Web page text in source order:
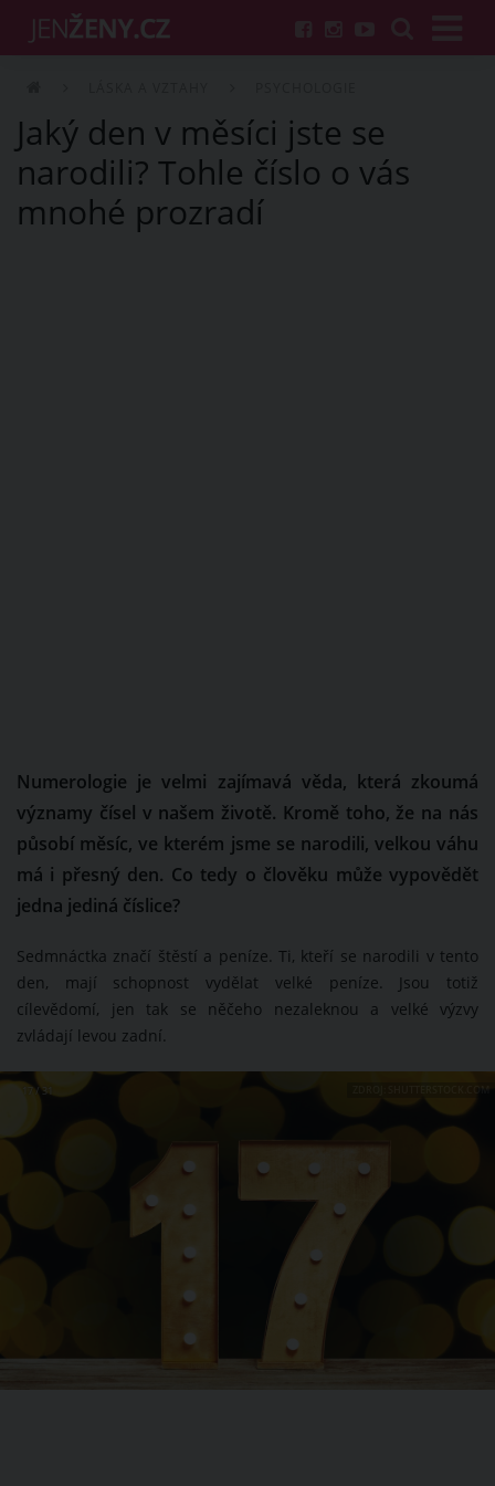
Jaký den v měsíci jste se
narodili? Tohle číslo o vás
mnohé prozradí
Numerologie je velmi zajímavá věda, která zkoumá
významy čísel v našem životě. Kromě toho, že na nás
působí měsíc, ve kterém jsme se narodili, velkou váhu
má i přesný den. Co tedy o člověku může vypovědět
jedna jediná číslice?
Sedmnáctka značí štěstí a peníze. Ti, kteří se narodili v tento
den, mají schopnost vydělat velké peníze. Jsou totiž
cílevědomí, jen tak se něčeho nezaleknou a velké výzvy
zvládají levou zadní.
17 / 31 ZDROJ: SHUTTERSTOCK.COM